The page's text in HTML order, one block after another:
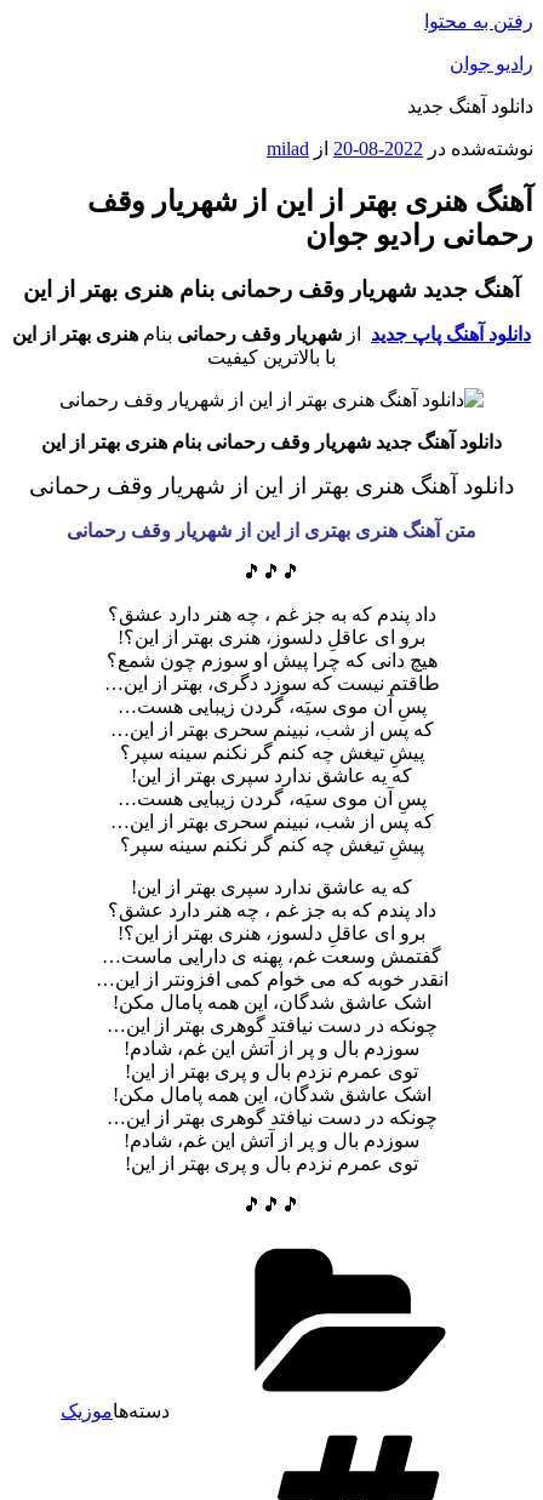
رفتن به محتوا
رادیو جوان
دانلود آهنگ جدید
نوشته‌شده در 2022-08-20 از milad
آهنگ هنری بهتر از این از شهریار وقف
رحمانی رادیو جوان
آهنگ جدید شهریار وقف رحمانی بنام هنری بهتر از این
دانلود آهنگ پاپ جدید از شهریار وقف رحمانی بنام هنری بهتر از این
با بالاترین کیفیت
دانلود آهنگ جدید شهریار وقف رحمانی بنام هنری بهتر از این
دانلود آهنگ هنری بهتر از این از شهریار وقف رحمانی
متن آهنگ هنری بهتری از این از شهریار وقف رحمانی
🎵🎵🎵
داد پندم که به جز غم ، چه هنر دارد عشق؟
برو ای عاقلِ دلسوز، هنری بهتر از این؟!
هیچ دانی که چرا پیش او سوزم چون شمع؟
طاقتم نیست که سوزد دگری، بهتر از این…
پسِ آن موی سیَه، گردن زیبایی هست…
که پس از شب، نبینم سحری بهتر از این…
پیشِ تیغش چه کنم گر نکنم سینه سپر؟
که یه عاشق ندارد سپری بهتر از این!
پسِ آن موی سیَه، گردن زیبایی هست…
که پس از شب، نبینم سحری بهتر از این…
پیشِ تیغش چه کنم گر نکنم سینه سپر؟
که یه عاشق ندارد سپری بهتر از این!
داد پندم که به جز غم ، چه هنر دارد عشق؟
برو ای عاقلِ دلسوز، هنری بهتر از این؟!
گفتمش وسعت غم، پهنه ی دارایی ماست…
انقدر خوبه که می خوام کمی افزونتر از این…
اشک عاشق شدگان، این همه پامال مکن!
چونکه در دست نیافتد گوهری بهتر از این…
سوزدم بال و پر از آتش این غم، شادم!
توی عمرم نزدم بال و پری بهتر از این!
اشک عاشق شدگان، این همه پامال مکن!
چونکه در دست نیافتد گوهری بهتر از این…
سوزدم بال و پر از آتش این غم، شادم!
توی عمرم نزدم بال و پری بهتر از این!
🎵🎵🎵
دسته‌هاموزیک